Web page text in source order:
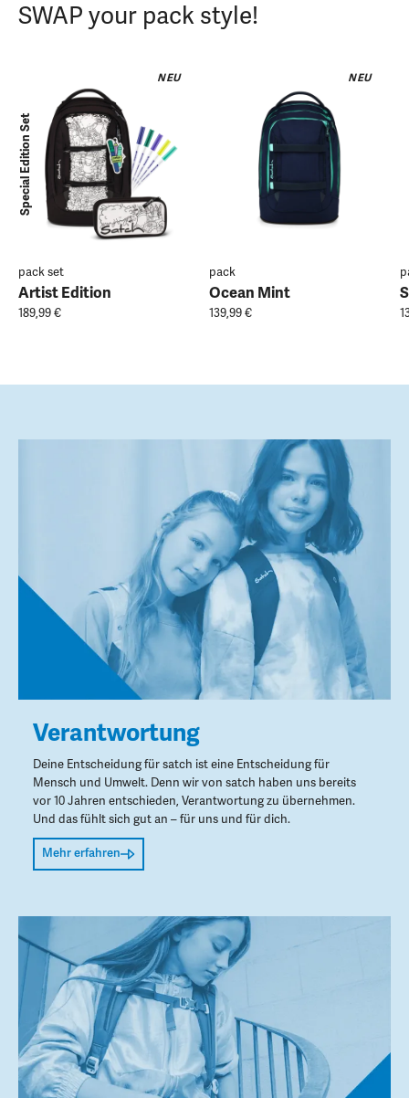
SWAP your pack style!
NEU
Special Edition Set
pack set
Artist Edition
189,99 €
NEU
pack
Ocean Mint
139,99 €
Verantwortung
Deine Entscheidung für satch ist eine Entscheidung für
Mensch und Umwelt. Denn wir von satch haben uns bereits
vor 10 Jahren entschieden, Verantwortung zu übernehmen.
Und das fühlt sich gut an – für uns und für dich.
Mehr erfahren